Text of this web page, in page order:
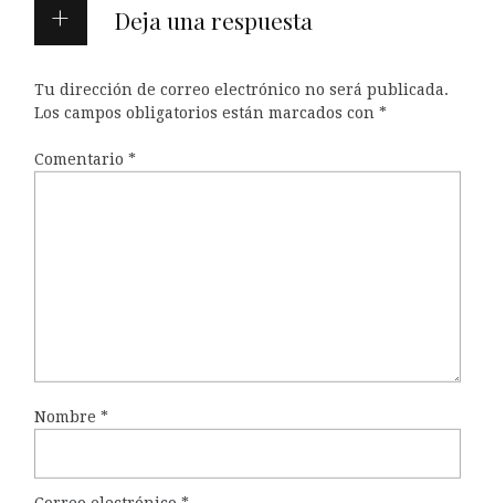
Deja una respuesta
Tu dirección de correo electrónico no será publicada.
Los campos obligatorios están marcados con *
Comentario *
Nombre *